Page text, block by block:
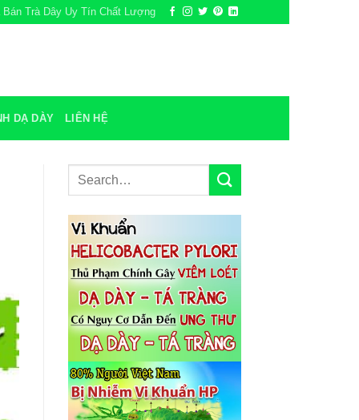
Bán Trà Dây Uy Tín Chất Lượng
DẠ DÀY LIÊN HỆ